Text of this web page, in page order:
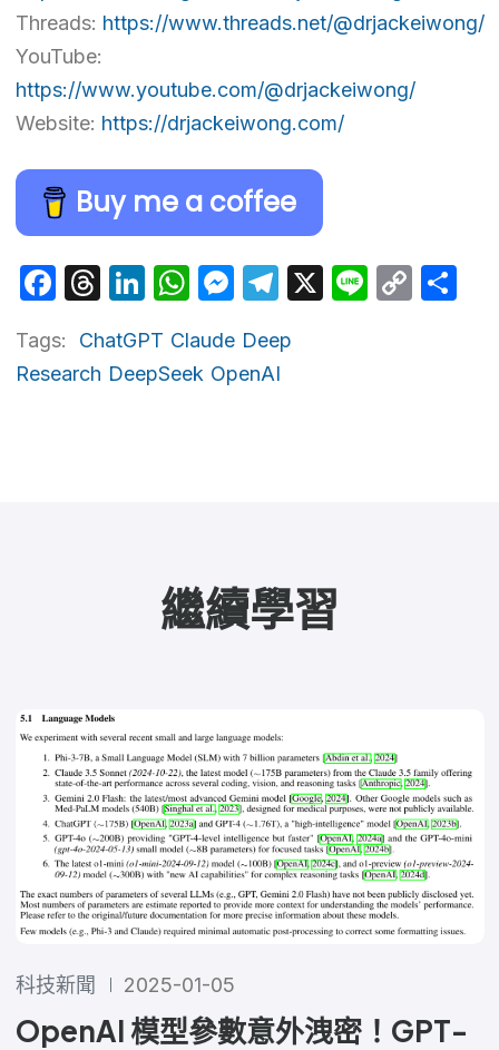
Threads: https://www.threads.net/@drjackeiwong/
YouTube:
https://www.youtube.com/@drjackeiwong/
Website: https://drjackeiwong.com/
Buy me a coffee
Facebook
Threads
LinkedIn
WhatsApp
Messenger
Telegram
X LineCopy
Tags: ChatGPT Claude Deep
Research DeepSeek OpenAI
繼續學習
科技新聞 2025-01-05
OpenAI 模型參數意外洩密！GPT-